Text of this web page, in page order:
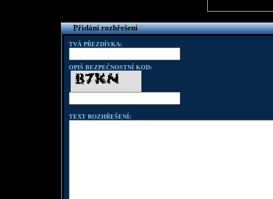
Přidání rozhřešení
TVÁ PŘEZDÍVKA:
OPIŠ BEZPEČNOSTNÍ KOD:
TEXT ROZHŘEŠENÍ: